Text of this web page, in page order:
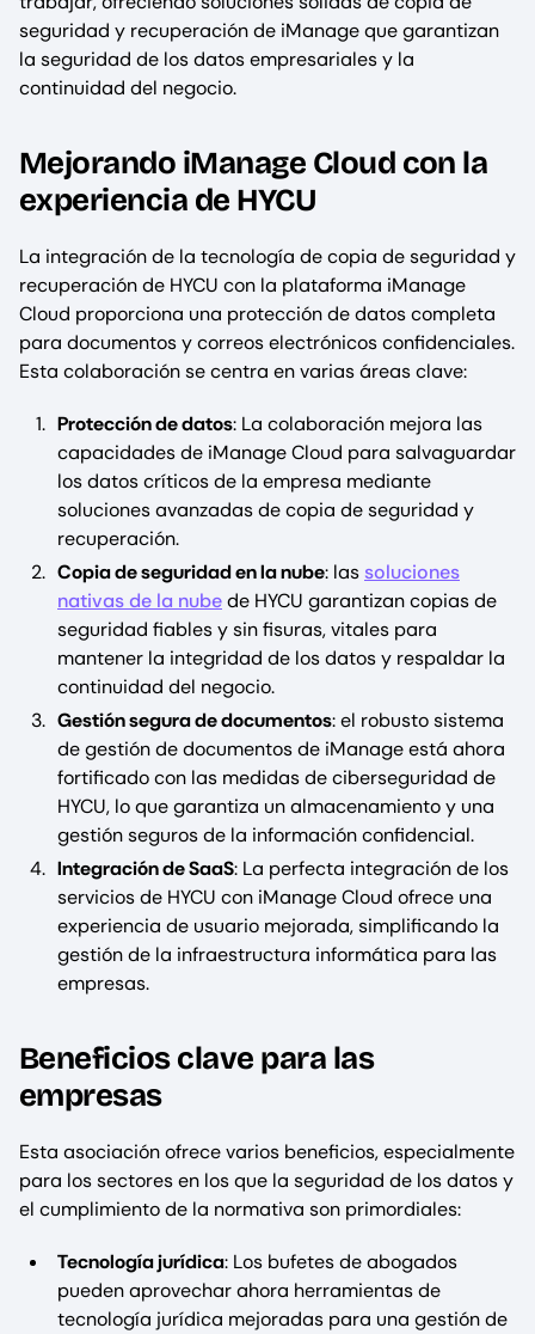
seguridad y recuperación de iManage que garantizan
la seguridad de los datos empresariales y la
continuidad del negocio.
Mejorando iManage Cloud con la
experiencia de HYCU
La integración de la tecnología de copia de seguridad y
recuperación de HYCU con la plataforma iManage
Cloud proporciona una protección de datos completa
para documentos y correos electrónicos confidenciales.
Esta colaboración se centra en varias áreas clave:
Protección de datos: La colaboración mejora las
capacidades de iManage Cloud para salvaguardar
los datos críticos de la empresa mediante
soluciones avanzadas de copia de seguridad y
recuperación.
Copia de seguridad en la nube: las soluciones
nativas de la nubede HYCU garantizan copias de
seguridad fiables y sin fisuras, vitales para
mantener la integridad de los datos y respaldar la
continuidad del negocio.
Gestión segura de documentos: el robusto sistema
de gestión de documentos de iManage está ahora
fortificado con las medidas de ciberseguridad de
HYCU, lo que garantiza un almacenamiento y una
gestión seguros de la información confidencial.
Integración de SaaS: La perfecta integración de los
servicios de HYCU con iManage Cloud ofrece una
experiencia de usuario mejorada, simplificando la
gestión de la infraestructura informática para las
empresas.
Beneficios clave para las
empresas
Esta asociación ofrece varios beneficios, especialmente
para los sectores en los que la seguridad de los datos y
el cumplimiento de la normativa son primordiales:
Tecnología jurídica: Los bufetes de abogados
pueden aprovechar ahora herramientas de
tecnología jurídica mejoradas para una gestión de